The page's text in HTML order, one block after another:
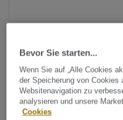
Bevor Sie starten...
Wenn Sie auf „Alle Cookies
der Speicherung von
Websitenavigation zu
analysieren und unsere
Cookies